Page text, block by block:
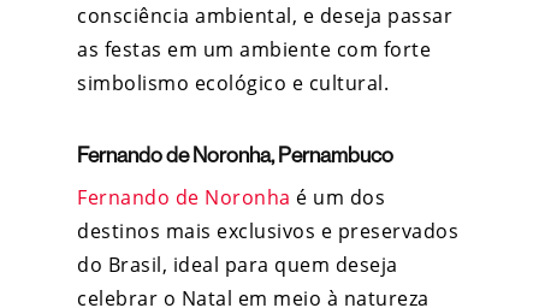
consciência ambiental, e deseja passar
as festas em um ambiente com forte
simbolismo ecológico e cultural.
Fernando de Noronha, Pernambuco
Fernando de Noronha é um dos
destinos mais exclusivos e preservados
do Brasil, ideal para quem deseja
celebrar o Natal em meio à natureza